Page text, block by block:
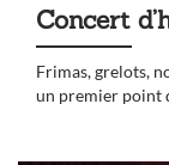
Concert
Frimas, grelots,
un premier point